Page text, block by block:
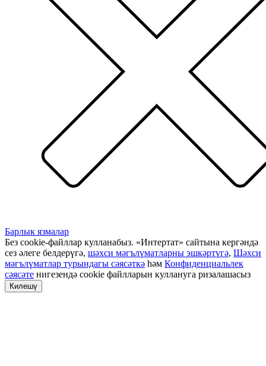
Барлык язмалар
Без cookie-файллар кулланабыз. «Интертат» сайтына кергәндә
сез әлеге белдерүгә, шәхси мәгълүматларны эшкәртүгә, Шәхси
мәгълүматлар турындагы сәясәткә һәм Конфиденциальлек
сәясәте нигезендә cookie файлларын куллануга ризалашасыз
Килешү